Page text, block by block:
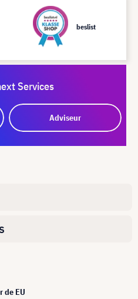
beslist
Services
Adviseur
de EU